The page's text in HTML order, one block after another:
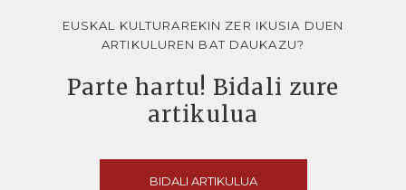
EUSKAL KULTURAREKIN ZER IKUSIA DUEN
ARTIKULUREN BAT DAUKAZU?
Parte hartu! Bidali zure
artikulua
BIDALI ARTIKULUA